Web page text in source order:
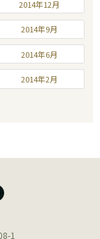
2014年12月
2014年9月
2014年6月
2014年2月
1